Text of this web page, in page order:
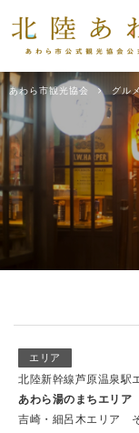
あわら市観光協会 グルメ
エリア
北陸新幹線芦原温泉駅
あわら湯のまちエリア
吉崎・細呂木エリア